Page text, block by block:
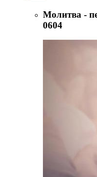
Молитва -
0604